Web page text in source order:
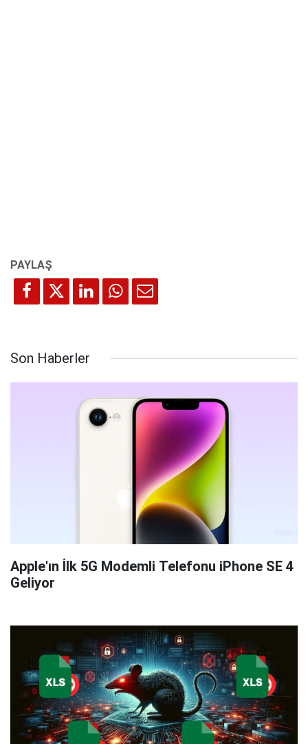
Son Haberler
Apple'ın İlk 5G Modemli Telefonu iPhone SE 4
Geliyor